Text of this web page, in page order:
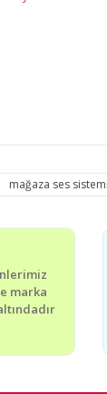
mağaza ses
marka